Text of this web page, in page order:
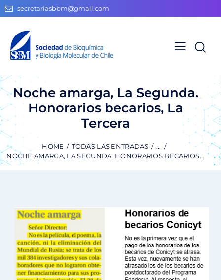
secretariasbbm@gmail.com
Noche amarga, La Segunda.
Honorarios becarios, La
Tercera
HOME TODAS LAS ENTRADAS
...
NOCHE AMARGA, LA SEGUNDA. HONORARIOS BECARIOS...